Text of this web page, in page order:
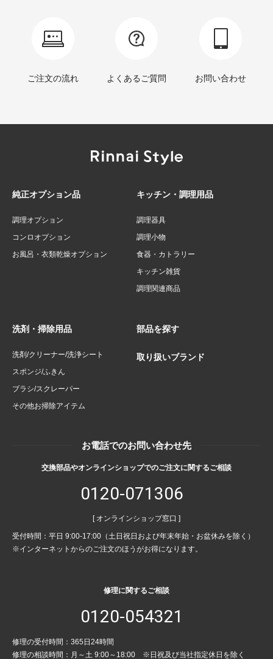
ご注文の流れ よくあるご質問 お問い合わせ
純正オプション品
調理オプション
コンロオプション
お風呂・衣類乾燥オプション
キッチン・調理用品
調理器具
調理小物
食器・カトラリー
キッチン雑貨
調理関連商品
洗剤・掃除用品
洗剤/クリーナー/洗浄シート
スポンジ/ふきん
ブラシ/スクレーパー
その他お掃除アイテム
部品を探す
取り扱いブランド
お電話でのお問い合わせ先
交換部品やオンラインショップでのご注文に関するご相談
0120-071306
[ オンラインショップ窓口 ]
受付時間：平日 9:00-17:00（土日祝日および年末年始・お盆休みを除く）
※インターネットからのご注文のほうがお得になります。
修理に関するご相談
0120-054321
修理の受付時間：365日24時間
修理の相談時間：月～土 9:00～18:00 ※日祝及び当社指定休日を除く